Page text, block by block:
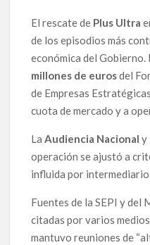
El rescate de Plus Ultra
de los episodios más
económica del
millones de eurosdel
de Empresas
cuota de mercado y a
LaAudiencia Nacional y
operación se ajustó a
influida por
Fuentes de la SEPI y
citadas por varios
mantuvo reuniones de